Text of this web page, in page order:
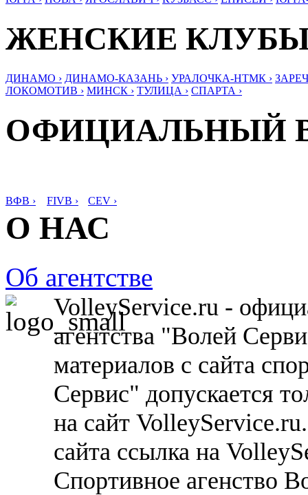
ЖЕНСКИЕ
ДИНАМО › ДИНАМО-КАЗАНЬ › УРАЛОЧКА-НТМК ›
ЛОКОМОТИВ › МИНСК › ТУЛИЦА › СПАРТА ›
ОФИЦИАЛЬНЫЙ
ВФВ › FIVB › CEV ›
О НАС
Об агентстве
VolleyService.ru -
агентства "Волей
материалов с сайта
Сервис" допускается
на сайт
сайта ссылка на
Спортивное агенство